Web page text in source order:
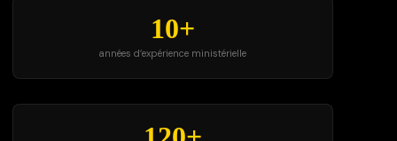
10+
années d’expérience ministérielle